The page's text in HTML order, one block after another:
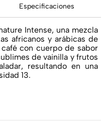
Especificaciones
Intense, una mezcla
africanos y arábicas de
con cuerpo de sabor
de vainilla y frutos
resultando en una
13.